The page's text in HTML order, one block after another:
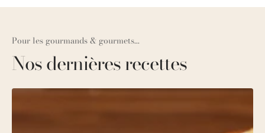
Pour les gourmands & gourmets...
Nos dernières recettes